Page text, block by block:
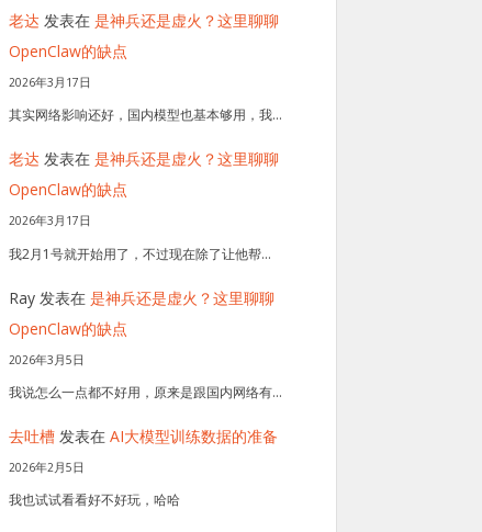
老达 发表在 是神兵还是虚火？这里聊聊
OpenClaw的缺点
2026年3月17日
其实网络影响还好，国内模型也基本够用，我…
老达 发表在 是神兵还是虚火？这里聊聊
OpenClaw的缺点
2026年3月17日
我2月1号就开始用了，不过现在除了让他帮…
Ray 发表在 是神兵还是虚火？这里聊聊
OpenClaw的缺点
2026年3月5日
我说怎么一点都不好用，原来是跟国内网络有…
去吐槽 发表在 AI大模型训练数据的准备
2026年2月5日
我也试试看看好不好玩，哈哈